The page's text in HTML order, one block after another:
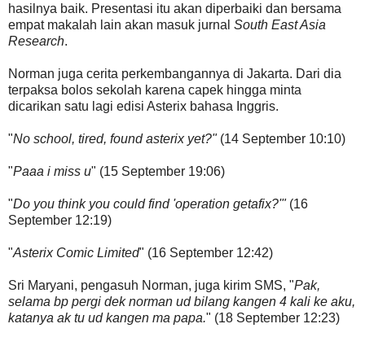
hasilnya baik. Presentasi itu akan diperbaiki dan bersama
empat makalah lain akan masuk jurnal South East Asia
Research.
Norman juga cerita perkembangannya di Jakarta. Dari dia
terpaksa bolos sekolah karena capek hingga minta
dicarikan satu lagi edisi Asterix bahasa Inggris.
"No school, tired, found asterix yet?"(14 September 10:10)
"Paaa i miss u" (15 September 19:06)
"Do you think you could find 'operation getafix?'"(16
September 12:19)
"Asterix Comic Limited" (16 September 12:42)
Sri Maryani, pengasuh Norman, juga kirim SMS, "Pak,
selama bp pergi dek norman ud bilang kangen 4 kali ke aku,
katanya ak tu ud kangen ma papa." (18 September 12:23)